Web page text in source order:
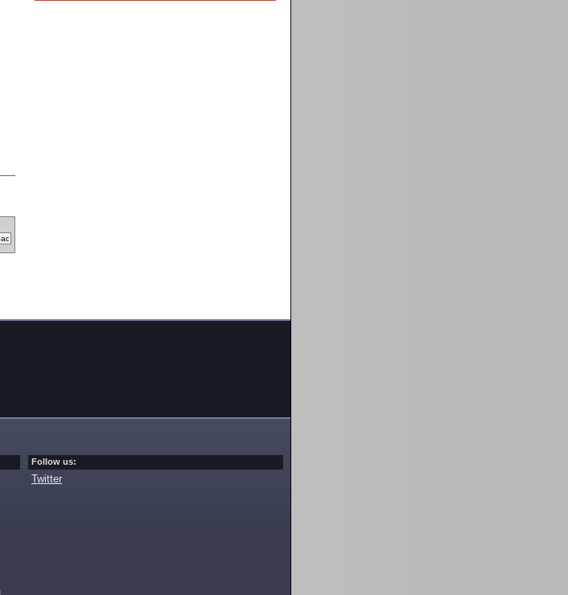
Follow us:
Twitter